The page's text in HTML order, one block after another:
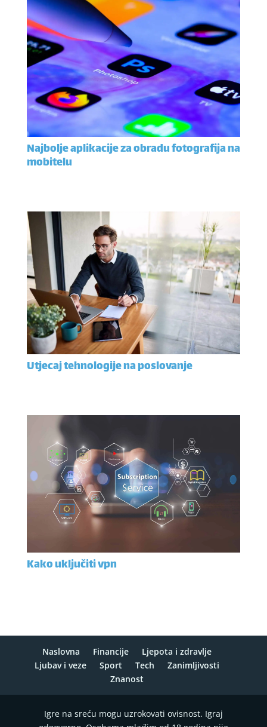
Najbolje aplikacije za obradu fotografija na
mobitelu
Utjecaj tehnologije na poslovanje
Kako uključiti vpn
Naslovna Financije
Ljepota i zdravlje
Ljubav i veze
Sport Tech
Zanimljivosti
Znanost
Igre na sreću mogu uzrokovati ovisnost. Igraj